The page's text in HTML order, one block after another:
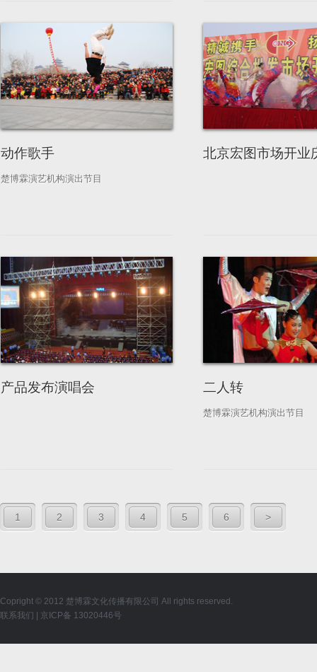
动作歌手
楚博霖演艺机构演出节目
北京宏图市场开业
产品发布演唱会 二人转
楚博霖演艺机构演出节目
1 2 3 4 5 6 >
Copright © 2012 楚博霖文化传播有限公司 All rights reserved.
联系我们
京ICP备 13020446号